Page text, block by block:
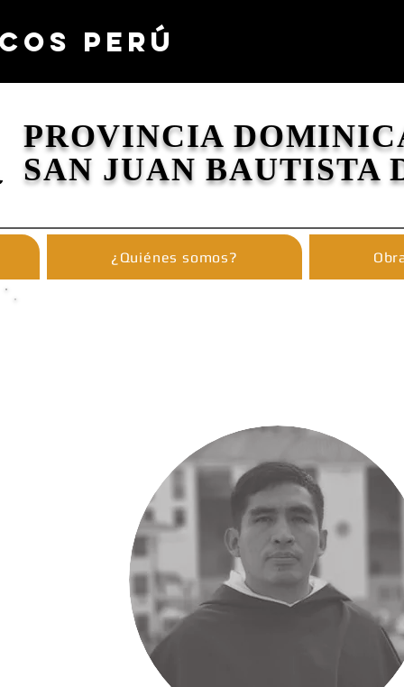
PERÚ
PROVINCIA
SAN JUAN BAUTISTA
¿Quiénes somos?